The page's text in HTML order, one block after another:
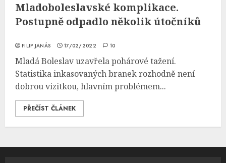
Mladoboleslavské komplikace.
Postupně odpadlo několik útočníků
FILIP JANÁS 17/02/2022 10
Mladá Boleslav uzavřela pohárové tažení.
Statistika inkasovaných branek rozhodně není
dobrou vizitkou, hlavním problémem...
PŘEČÍST ČLÁNEK